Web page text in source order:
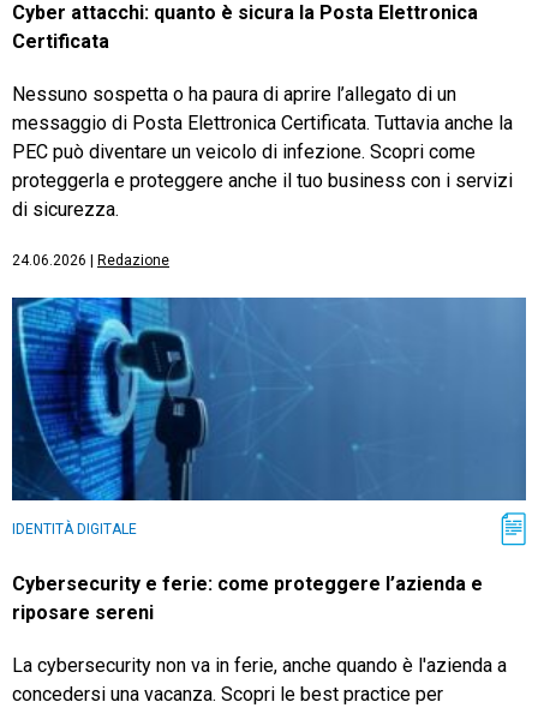
Cyber attacchi: quanto è sicura la Posta Elettronica
Certificata
Nessuno sospetta o ha paura di aprire l’allegato di un
messaggio di Posta Elettronica Certificata. Tuttavia anche la
PEC può diventare un veicolo di infezione. Scopri come
proteggerla e proteggere anche il tuo business con i servizi
di sicurezza.
24.06.2026 Redazione
IDENTITÀ DIGITALE
Cybersecurity e ferie: come proteggere l’azienda e
riposare sereni
La cybersecurity non va in ferie, anche quando è l'azienda a
concedersi una vacanza. Scopri le best practice per